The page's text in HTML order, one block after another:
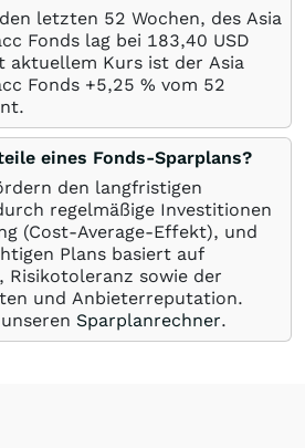
letzten 52 Wochen, des Asia
Fonds lag bei 183,40 USD
aktuellem Kurs ist der Asia
Fonds +5,25 % vom 52
eines Fonds-Sparplans?
den langfristigen
regelmäßige Investitionen
(Cost-Average-Effekt), und
Plans basiert auf
Risikotoleranz sowie der
und Anbieterreputation.
Sparplanrechner.